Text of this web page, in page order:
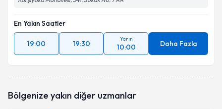
En Yakın Saatler
19:00 19:30
Yarın
10:00 Daha Fazla
Bölgenize yakın diğer uzmanlar